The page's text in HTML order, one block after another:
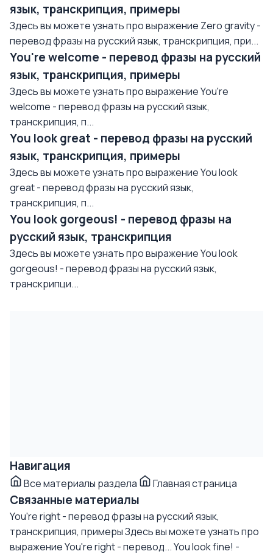
язык, транскрипция, примеры
Здесь вы можете узнать про выражение Zero gravity -
перевод фразы на русский язык, транскрипция, при...
You're welcome - перевод фразы на русский
язык, транскрипция, примеры
Здесь вы можете узнать про выражение You're
welcome - перевод фразы на русский язык,
транскрипция, п...
You look great - перевод фразы на русский
язык, транскрипция, примеры
Здесь вы можете узнать про выражение You look
great - перевод фразы на русский язык,
транскрипция, п...
You look gorgeous! - перевод фразы на
русский язык, транскрипция
Здесь вы можете узнать про выражение You look
gorgeous! - перевод фразы на русский язык,
транскрипци...
Навигация
Все материалы раздела Главная страница
Связанные материалы
You're right - перевод фразы на русский язык,
транскрипция, примерыЗдесь вы можете узнать про
выражение You're right - перевод...You look fine! -